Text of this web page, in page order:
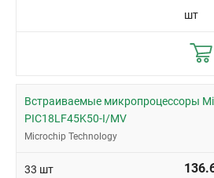
шт
Встраиваемые микропроцессоры
PIC18LF45K50-I/MV
Microchip Technology
33 шт